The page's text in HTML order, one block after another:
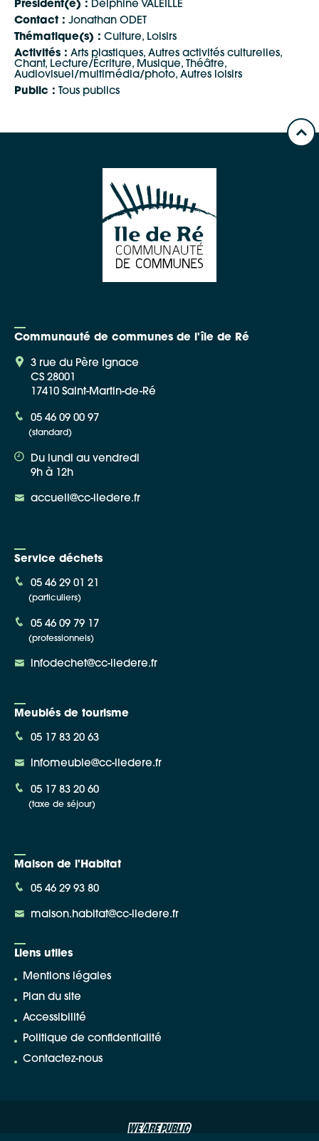
Président(e) : Delphine VALEILLE
Contact : Jonathan ODET
Thématique(s) : Culture, Loisirs
Activités : Arts plastiques, Autres activités culturelles,
Chant, Lecture/Écriture, Musique, Théâtre,
Audiovisuel/multimédia/photo, Autres loisirs
Public : Tous publics
Communauté de communes de l'île de Ré
3 rue du Père Ignace
CS 28001
17410 Saint-Martin-de-Ré
05 46 09 00 97
(standard)
Du lundi au vendredi
9h à 12h
accueil@cc-iledere.fr
Service déchets
05 46 29 01 21
(particuliers)
05 46 09 79 17
(professionnels)
infodechet@cc-iledere.fr
Meublés de tourisme
05 17 83 20 63
infomeuble@cc-iledere.fr
05 17 83 20 60
(taxe de séjour)
Maison de l'Habitat
05 46 29 93 80
maison.habitat@cc-iledere.fr
Liens utiles
Mentions légales
Plan du site
Accessibilité
Politique de confidentialité
Contactez-nous
ShareThis is disabled. Allow
Apple Plans